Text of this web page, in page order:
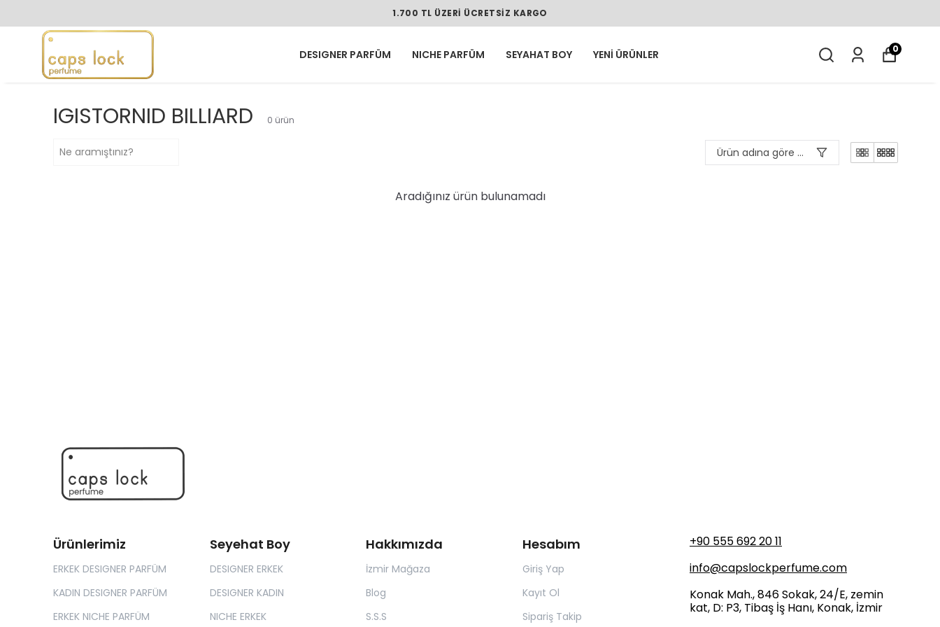
1.700 TL ÜZERI ÜCRETSIZ KARGO
DESIGNER PARFÜM NICHE PARFÜM SEYAHAT BOY YENİ ÜRÜNLER 0
IGISTORNID BILLIARD 0 ürün
Ürün adına göre A-Z
Aradığınız ürün bulunamadı
Ürünlerimiz
ERKEK DESIGNER PARFÜM
KADIN DESIGNER PARFÜM
ERKEK NICHE PARFÜM
Seyehat Boy
DESIGNER ERKEK
DESIGNER KADIN
NICHE ERKEK
Hakkımızda
İzmir Mağaza
Blog
S.S.S
Hesabım
Giriş Yap
Kayıt Ol
Sipariş Takip
+90 555 692 20 11
info@capslockperfume.com
Konak Mah., 846 Sokak, 24/E, zemin
kat, D: P3, Tibaş İş Hanı, Konak, İzmir